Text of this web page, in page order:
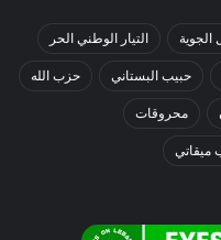
الجوية التيار الوطني الحر
حبيب البستاني حزب الله
محروقات
ميقاتي